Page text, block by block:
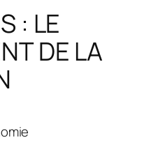
: LE
DE LA
Economie